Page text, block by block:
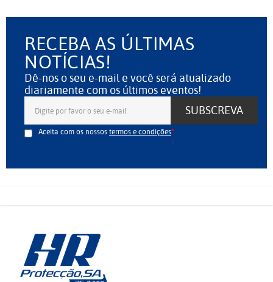
RECEBA AS ÚLTIMAS
NOTÍCIAS!
Dê-nos o seu e-mail e você será atualizado
diariamente com os últimos eventos!
SUBSCREVA
Aceita com os nossostermos e condições